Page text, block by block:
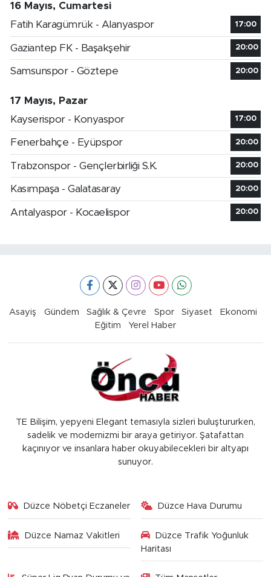
16 Mayıs, Cumartesi
Fatih Karagümrük - Alanyaspor
17:00
Gaziantep FK - Başakşehir 20:00
Samsunspor - Göztepe 20:00
17 Mayıs, Pazar
Kayserispor - Konyaspor
17:00
Fenerbahçe - Eyüpspor 20:00
Trabzonspor - Gençlerbirliği S.K. 20:00
Kasımpaşa - Galatasaray 20:00
Antalyaspor - Kocaelispor 20:00
Asayiş Gündem Sağlık & Çevre Spor Siyaset
Ekonomi
Eğitim
Yerel Haber
TE Bilişim, yepyeni Elegant temasıyla sizleri buluştururken,
sadelik ve modernizmi bir araya getiriyor. Şatafattan
kaçınıyor ve insanlara haber okuyabilecekleri bir altyapı
sunuyor.
Düzce Nöbetçi Eczaneler Düzce Hava Durumu
Düzce Namaz Vakitleri
Düzce Trafik Yoğunluk
Haritası